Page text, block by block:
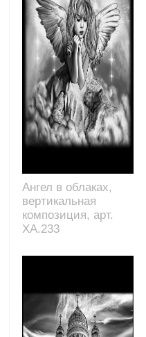
Ангел в облаках,
вертикальная
композиция, арт.
XA.233